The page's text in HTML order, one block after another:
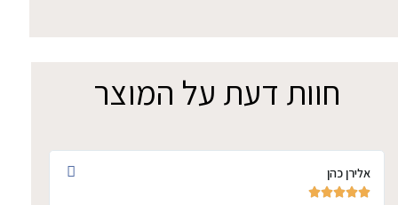
חוות דעת על המוצר
אלירן כהן




